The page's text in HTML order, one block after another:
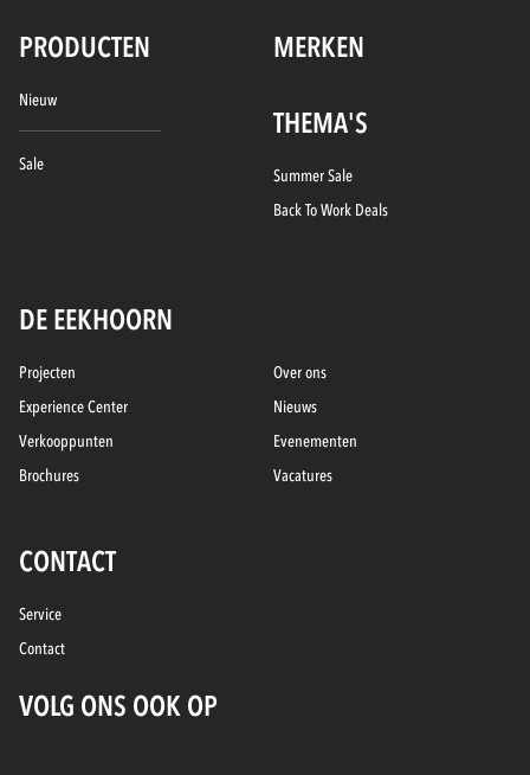
PRODUCTEN MERKEN
Nieuw
Sale
THEMA'S
Summer Sale
Back To Work Deals
DE EEKHOORN
Projecten
Experience Center
Verkooppunten
Brochures
Over ons
Nieuws
Evenementen
Vacatures
CONTACT
Service
Contact
VOLG ONS OOK OP